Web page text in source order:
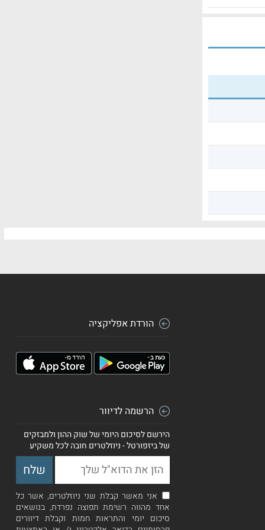
הורדת אפליקציה
הרשמה לדיוור
הירשם לסיכום היומי של שוק ההון ולמבזקים
של ביזפורטל - ניוזלטרים חובה לכל משקיע
אני מאשר קבלת שני ניוזלטרים, אשר כל
אחד מהווה רשימת תפוצה נפרדת, בנושאים
סיכום יומי והתראות חמות וקבלת דיוורים